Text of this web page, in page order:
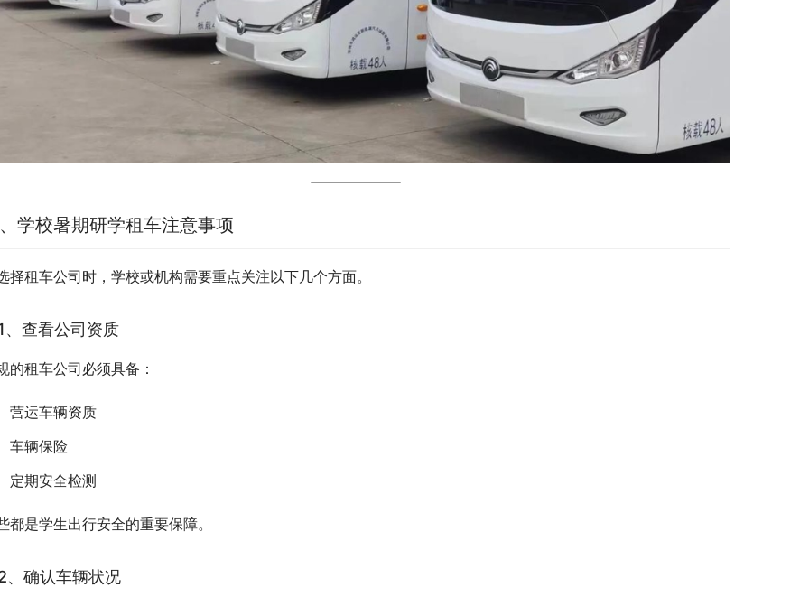
学校暑期研学租车注意事项
择租车公司时，学校或机构需要重点关注以下几个方面。
、查看公司资质
的租车公司必须具备：
营运车辆资质
车辆保险
定期安全检测
都是学生出行安全的重要保障。
、确认车辆状况